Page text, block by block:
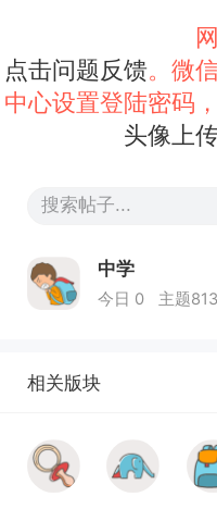
点击问题反馈。微
中心设置登陆密码
头像上
中学
今日 0 主题813
相关版块